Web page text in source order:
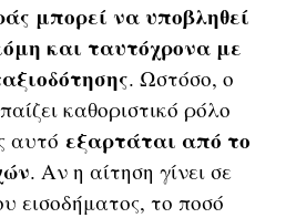
μπορεί να υποβληθεί
και ταυτόχρονα με
. Ωστόσο, ο
καθοριστικό ρόλο
αυτό εξαρτάται από το
. Αν η αίτηση γίνει σε
εισοδήματος, το ποσό